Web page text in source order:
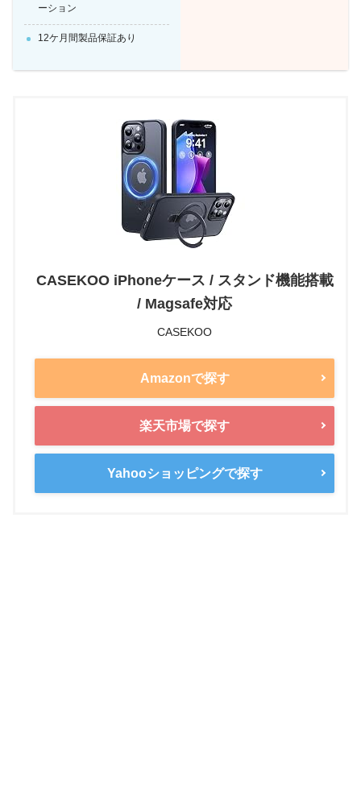
ーション
12ケ月間製品保証あり
CASEKOO iPhoneケース / スタンド機能搭載
/ Magsafe対応
CASEKOO
Amazonで探す
楽天市場で探す
Yahooショッピングで探す